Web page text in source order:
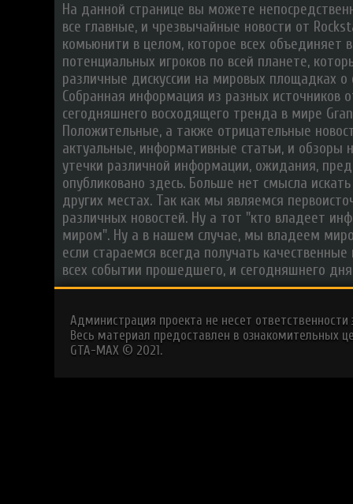
На данной странице вы можете
все главные, и чрезвычайные новости от
комьюнити в целом, которое всех объединяет
потенциальных игроков по всей планете,
различные дискуссии на мировых площадках о
Собранная информация из разных источников
сегодняшнего восходящего тренда в мире
Положительные, а также отрицательные
актуальные, информативные статьи, и обзоры
утечки различной информации, ожидания,
опубликовано здесь. Больше нет смысла
других местах. Так как мы являемся
различных новостей. Ну а тот "кто владеет
миром". Ну а в нашем случае, мы владеем
если стараемся всегда получать
всех событии прошедшего, и сегодняшнего
Администрация проекта не несет
Весь материал предоставлен в ознакомительных
GTA-MAX © 2021.